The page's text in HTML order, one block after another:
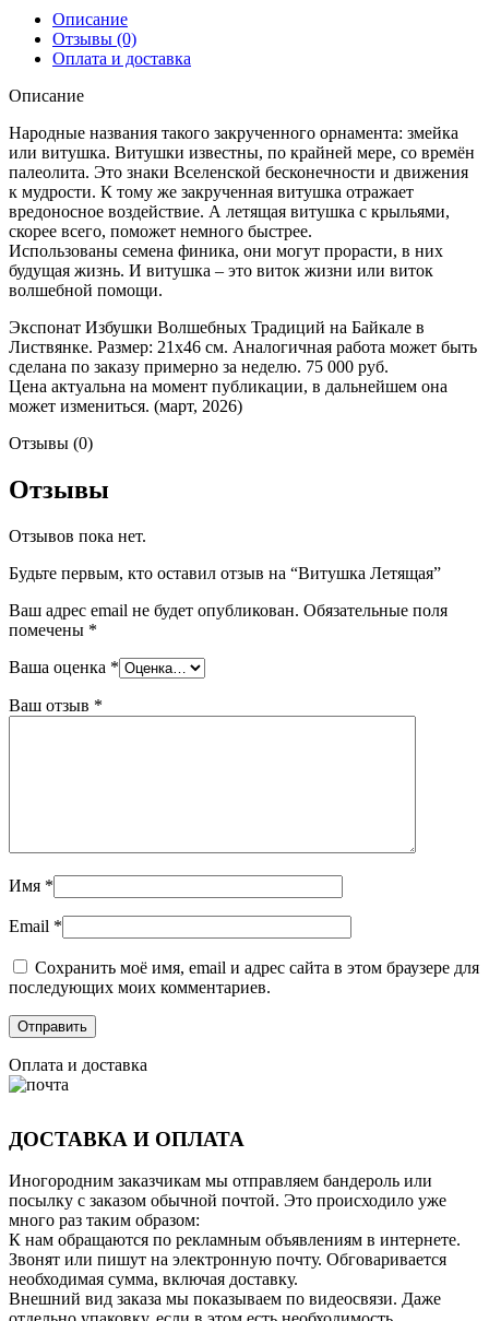
Описание
Отзывы (0)
Оплата и доставка
Описание
Народные названия такого закрученного орнамента: змейка
или витушка. Витушки известны, по крайней мере, со времён
палеолита. Это знаки Вселенской бесконечности и движения
к мудрости. К тому же закрученная витушка отражает
вредоносное воздействие. А летящая витушка с крыльями,
скорее всего, поможет немного быстрее.
Использованы семена финика, они могут прорасти, в них
будущая жизнь. И витушка – это виток жизни или виток
волшебной помощи.
Экспонат Избушки Волшебных Традиций на Байкале в
Листвянке. Размер: 21х46 см. Аналогичная работа может быть
сделана по заказу примерно за неделю. 75 000 руб.
Цена актуальна на момент публикации, в дальнейшем она
может измениться. (март, 2026)
Отзывы (0)
Отзывы
Отзывов пока нет.
Будьте первым, кто оставил отзыв на “Витушка Летящая”
Ваш адрес email не будет опубликован. Обязательные поля
помечены *
Ваша оценка *
Ваш отзыв *
Имя *
Email *
Сохранить моё имя, email и адрес сайта в этом браузере для
последующих моих комментариев.
Оплата и доставка
ДОСТАВКА И ОПЛАТА
Иногородним заказчикам мы отправляем бандероль или
посылку с заказом обычной почтой. Это происходило уже
много раз таким образом:
К нам обращаются по рекламным объявлениям в интернете.
Звонят или пишут на электронную почту. Обговаривается
необходимая сумма, включая доставку.
Внешний вид заказа мы показываем по видеосвязи. Даже